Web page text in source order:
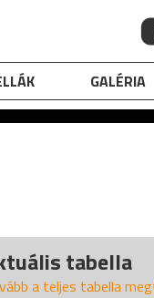
GALÉRIA
tabella
a teljes tabella